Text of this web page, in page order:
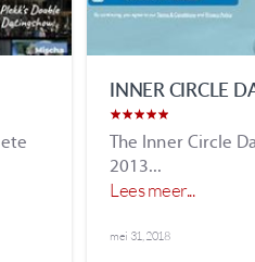
INNER CIRCLE DATING
mei 31, 2018
The Inner Circle Dating
2013...
Lees meer...